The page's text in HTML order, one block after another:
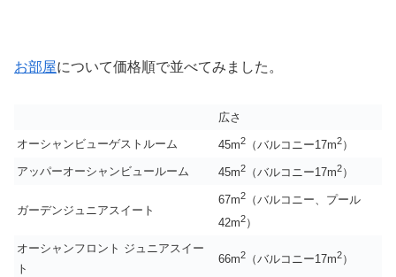
お部屋について価格順で並べてみました。
広さ
オーシャンビューゲストルーム
45m2 （バルコニー17m2）
アッパーオーシャンビュールーム
45m2 （バルコニー17m2）
ガーデンジュニアスイート
67m2
（バルコニー、プール
42m2）
オーシャンフロント ジュニアスイー
ト
66m2 （バルコニー17m2）